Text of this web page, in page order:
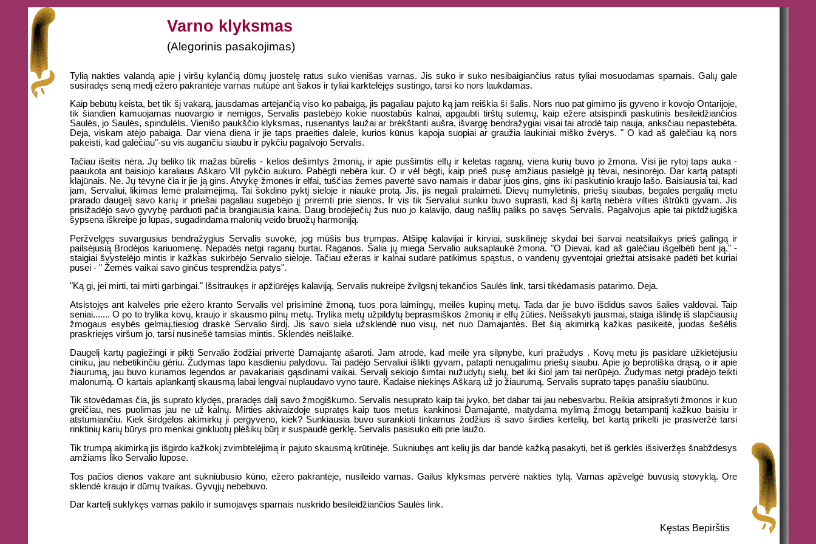
Varno klyksmas
(Alegorinis pasakojimas)
Tylią nakties valandą apie į viršų kylančią dūmų juostelę ratus suko vienišas varnas. Jis suko ir suko nesibaigiančius ratus tyliai mosuodamas sparnais. Galų gale
susiradęs seną medį ežero pakrantėje varnas nutūpė ant šakos ir tyliai karktelėjęs sustingo, tarsi ko nors laukdamas.
Kaip bebūtų keista, bet tik šį vakarą, jausdamas artėjančią viso ko pabaigą, jis pagaliau pajuto ką jam reiškia ši šalis. Nors nuo pat gimimo jis gyveno ir kovojo Ontarijoje,
tik šiandien kamuojamas nuovargio ir nemigos, Servalis pastebėjo kokie nuostabūs kalnai, apgaubti tirštų sutemų, kaip ežere atsispindi paskutinis besileidžiančios
Saulės, jo Saulės, spindulėlis. Vienišo paukščio klyksmas, rusenantys laužai ar brėkštanti aušra, išvargę bendražygiai visai tai atrodė taip nauja, anksčiau nepastebėta.
Deja, viskam atėjo pabaiga. Dar viena diena ir jie taps praeities dalele, kurios kūnus kapoja suopiai ar graužia laukiniai miško žvėrys. " O kad aš galėčiau ką nors
pakeisti, kad galėčiau"-su vis augančiu siaubu ir pykčiu pagalvojo Servalis.
Tačiau išeitis nėra. Jų beliko tik mažas būrelis - kelios dešimtys žmonių, ir apie pusšimtis elfų ir keletas raganų, viena kurių buvo jo žmona. Visi jie rytoj taps auka -
paaukota ant baisiojo karaliaus Aškaro VII pykčio aukuro. Pabėgti nebėra kur. O ir vėl bėgti, kaip prieš pusę amžiaus pasielgė jų tėvai, nesinorėjo. Dar kartą patapti
klajūnais. Ne. Jų tėvynė čia ir jie ją gins. Atvykę žmonės ir elfai, tuščias žemes pavertė savo namais ir dabar juos gins, gins iki paskutinio kraujo lašo. Baisiausia tai, kad
jam, Servaliui, likimas lėmė pralaimėjimą. Tai šokdino pyktį sieloje ir niaukė protą. Jis, jis negali pralaimėti. Dievų numylėtinis, priešų siaubas, begalės pergalių metu
prarado daugelį savo karių ir priešai pagaliau sugebėjo jį priremti prie sienos. Ir vis tik Servaliui sunku buvo suprasti, kad šį kartą nebėra vilties ištrūkti gyvam. Jis
prisižadėjo savo gyvybę parduoti pačia brangiausia kaina. Daug brodėjiečių žus nuo jo kalavijo, daug našlių paliks po savęs Servalis. Pagalvojus apie tai piktdžiugiška
šypsena iškreipė jo lūpas, sugadindama malonių veido bruožų harmoniją.
Peržvelgęs suvargusius bendražygius Servalis suvokė, jog mūšis bus trumpas. Atšipę kalavijai ir kirviai, suskilinėję skydai bei šarvai neatsilaikys prieš galingą ir
pailsėjusią Brodėjos kariuomenę. Nepadės netgi raganų burtai. Raganos. Šalia jų miega Servalio auksaplaukė žmona. "O Dievai, kad aš galėčiau išgelbėti bent ją." -
staigiai švystelėjo mintis ir kažkas sukirbėjo Servalio sieloje. Tačiau ežeras ir kalnai sudarė patikimus spąstus, o vandenų gyventojai griežtai atsisakė padėti bet kuriai
pusei - " Žemės vaikai savo ginčus tesprendžia patys".
"Ką gi, jei mirti, tai mirti garbingai." Išsitraukęs ir apžiūrėjęs kalaviją, Servalis nukreipė žvilgsnį tekančios Saulės link, tarsi tikėdamasis patarimo. Deja.
Atsistojęs ant kalvelės prie ežero kranto Servalis vėl prisiminė žmoną, tuos pora laimingų, meilės kupinų metų. Tada dar jie buvo išdidūs savos šalies valdovai. Taip
seniai....... O po to trylika kovų, kraujo ir skausmo pilnų metų. Trylika metų užpildytų beprasmiškos žmonių ir elfų žūties. Neišsakyti jausmai, staiga išlindę iš slapčiausių
žmogaus esybės gelmių,tiesiog draskė Servalio širdį. Jis savo siela užsklendė nuo visų, net nuo Damajantės. Bet šią akimirką kažkas pasikeitė, juodas šešėlis
praskriejęs viršum jo, tarsi nusinešė tamsias mintis. Sklendės neišlaikė.
Daugelį kartų pagiežingi ir pikti Servalio žodžiai privertė Damajantę ašaroti. Jam atrodė, kad meilė yra silpnybė, kuri pražudys . Kovų metu jis pasidarė užkietėjusiu
ciniku, jau nebetikinčiu gėriu. Žudymas tapo kasdieniu palydovu. Tai padėjo Servaliui išlikti gyvam, patapti nenugalimu priešų siaubu. Apie jo beprotiška drąsą, o ir apie
žiaurumą, jau buvo kuriamos legendos ar pavakariais gąsdinami vaikai. Servalį sekiojo šimtai nužudytų sielų, bet iki šiol jam tai nerūpėjo. Žudymas netgi pradėjo teikti
malonumą. O kartais aplankantį skausmą labai lengvai nuplaudavo vyno taurė. Kadaise niekinęs Aškarą už jo žiaurumą, Servalis suprato tapęs panašiu siaubūnu.
Tik stovėdamas čia, jis suprato klydęs, praradęs dalį savo žmogiškumo. Servalis nesuprato kaip tai įvyko, bet dabar tai jau nebesvarbu. Reikia atsiprašyti žmonos ir kuo
greičiau, nes puolimas jau ne už kalnų. Mirties akivaizdoje supratęs kaip tuos metus kankinosi Damajantė, matydama mylimą žmogų betampantį kažkuo baisiu ir
atstumiančiu. Kiek širdgėlos akimirkų ji pergyveno, kiek? Sunkiausia buvo surankioti tinkamus žodžius iš savo širdies kertelių, bet kartą prikelti jie prasiveržė tarsi
rinktinių karių būrys pro menkai ginkluotų plėšikų būrį ir suspaudė gerklę. Servalis pasisuko eiti prie laužo.
Tik trumpą akimirką jis išgirdo kažkokį zvimbtelėjimą ir pajuto skausmą krūtinėje. Sukniubęs ant kelių jis dar bandė kažką pasakyti, bet iš gerklės išsiveržęs šnabždesys
amžiams liko Servalio lūpose.
Tos pačios dienos vakare ant sukniubusio kūno, ežero pakrantėje, nusileido varnas. Gailus klyksmas pervėrė nakties tylą. Varnas apžvelgė buvusią stovyklą. Ore
sklendė kraujo ir dūmų tvaikas. Gyvųjų nebebuvo.
Dar kartelį suklykęs varnas pakilo ir sumojavęs sparnais nuskrido besileidžiančios Saulės link.
Kęstas Bepirštis